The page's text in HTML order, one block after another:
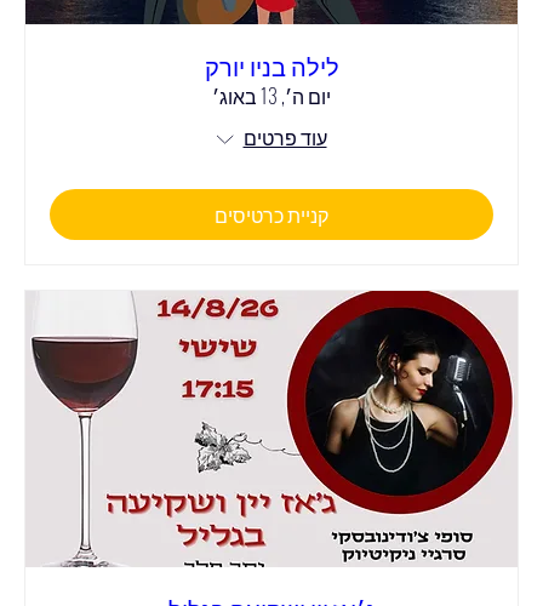
לילה בניו יורק
יום ה׳, 13 באוג׳
עוד פרטים
קניית כרטיסים